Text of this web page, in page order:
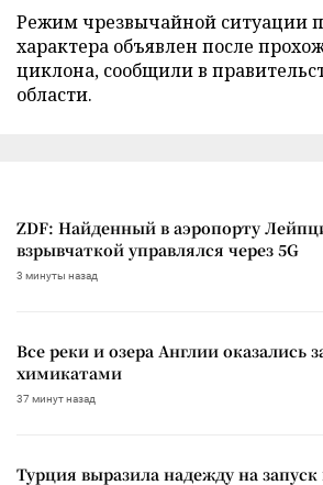
Режим чрезвычайной ситуации
характера объявлен после
циклона, сообщили в
области.
ZDF: Найденный в аэропорту
взрывчаткой управлялся через 5G
3 минуты назад
Все реки и озера Англии оказались
химикатами
37 минут назад
Турция выразила надежду на